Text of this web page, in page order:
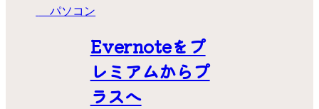
パソコン
Evernoteをプ
レミアムからプ
ラスへ